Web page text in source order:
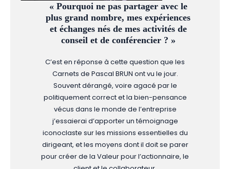
« Pourquoi ne pas partager avec le
plus grand nombre, mes expériences
et échanges nés de mes activités de
conseil et de conférencier ? »
C’est en réponse à cette question que les
Carnets de Pascal BRUN ont vu le jour.
Souvent dérangé, voire agacé par le
politiquement correct et la bien-pensance
vécus dans le monde de l’entreprise
j’essaierai d’apporter un témoignage
iconoclaste sur les missions essentielles du
dirigeant, et les moyens dont il doit se parer
pour créer de la Valeur pour l’actionnaire, le